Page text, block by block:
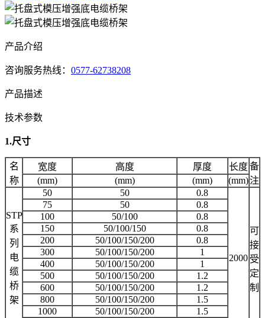
产品介绍
咨询服务热线： 0577-62738208
产品描述
技术参数
1.尺寸
名
称
宽度 高度 厚度 长度备
注
(mm) (mm) (mm) (mm)
STP
系
列
电
缆
桥
架
50 50 0.8
2000
可
接
受
定
制
75 50
0.8
100
50/100
0.8
150
50/100/150
0.8
200
50/100/150/200
0.8
300
50/100/150/200
1
400
50/100/150/200
1
500
50/100/150/200
1.2
600
50/100/150/200
1.2
800
50/100/150/200
1.5
1000
50/100/150/200
1.5